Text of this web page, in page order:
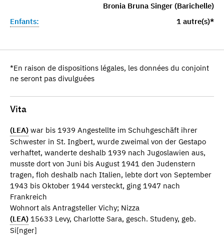
Bronia Bruna Singer (Barichelle)
Enfants:
1 autre(s)*
*En raison de dispositions légales, les données du conjoint
ne seront pas divulguées
Vita
(LEA) war bis 1939 Angestellte im Schuhgeschäft ihrer
Schwester in St. Ingbert, wurde zweimal von der Gestapo
verhaftet, wanderte deshalb 1939 nach Jugoslawien aus,
musste dort von Juni bis August 1941 den Judenstern
tragen, floh deshalb nach Italien, lebte dort von September
1943 bis Oktober 1944 versteckt, ging 1947 nach
Frankreich
Wohnort als Antragsteller Vichy; Nizza
(LEA) 15633 Levy, Charlotte Sara, gesch. Studeny, geb.
Si[nger]